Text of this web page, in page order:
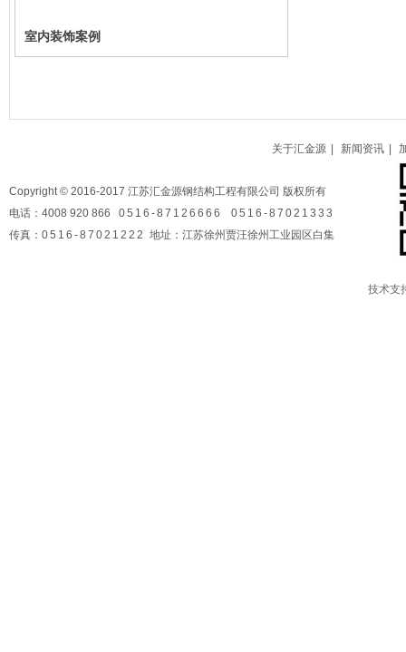
室内装饰案例
关于汇金源 新闻资讯
Copyright © 2016-2017 江苏汇金源钢结构工程有限公司 版权所有
电话：4008 920 866 0516-87126666 0516-87021333
传真： 0516-87021222 地址：江苏徐州贾汪徐州工业园区白集
技术支